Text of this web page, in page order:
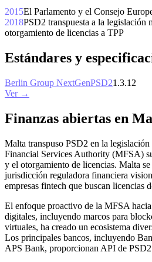
2015El Parlamento y el Consejo
2018PSD2 transpuesta a la legislación
otorgamiento de licencias a TPP
Estándares y
Berlin Group NextGenPSD21.3.12
Ver →
Finanzas abiertas en
Malta transpuso PSD2 en la
Financial Services Authority (MFSA)
y el otorgamiento de licencias. Malta
jurisdicción reguladora financiera
empresas fintech que buscan licencias
El enfoque proactivo de la MFSA
digitales, incluyendo marcos para
virtuales, ha creado un ecosistema
Los principales bancos, incluyendo
APS Bank, proporcionan API de